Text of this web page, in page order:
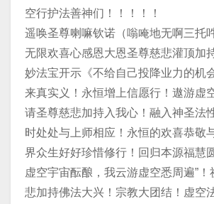
空行护法善神们！！！！！
遥唤圣尊喇嘛钦诺（嗡唵地无啊三托
无限欢喜心感恩大恩圣尊慈悲灌顶加
妙法宝开示《不给自己投降业力的机
来真实义！永恒增上信愿行！遨游虚
请圣尊慈悲加持入我心！融入神圣法
时处处与上师相应！永恒的欢喜恭敬
界众生好好珍惜修行！回归本源福慧
虚空宇宙酝酿，我云游虚空悉周遍”！
悲加持佛法大兴！宗教大团结！虚空